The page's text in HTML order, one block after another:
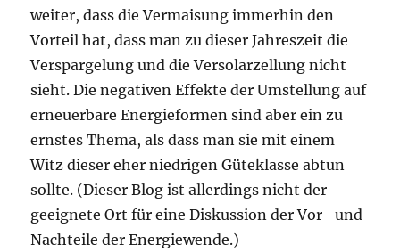
weiter, dass die Vermaisung immerhin den
Vorteil hat, dass man zu dieser Jahreszeit die
Verspargelung und die Versolarzellung nicht
sieht. Die negativen Effekte der Umstellung auf
erneuerbare Energieformen sind aber ein zu
ernstes Thema, als dass man sie mit einem
Witz dieser eher niedrigen Güteklasse abtun
sollte. (Dieser Blog ist allerdings nicht der
geeignete Ort für eine Diskussion der Vor- und
Nachteile der Energiewende.)